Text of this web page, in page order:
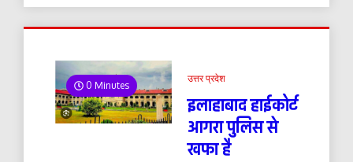
0 Minutes
उत्तर प्रदेश
इलाहाबाद हाईकोर्ट
आगरा पुलिस से
खफा है